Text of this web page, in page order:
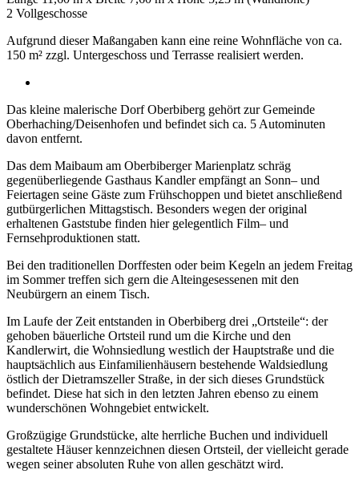
2 Vollgeschosse
Aufgrund dieser Maßangaben kann eine reine Wohnfläche von ca.
150 m² zzgl. Untergeschoss und Terrasse realisiert werden.
Das kleine malerische Dorf Oberbiberg gehört zur Gemeinde
Oberhaching/Deisenhofen und befindet sich ca. 5 Autominuten
davon entfernt.
Das dem Maibaum am Oberbiberger Marienplatz schräg
gegenüberliegende Gasthaus Kandler empfängt an Sonn– und
Feiertagen seine Gäste zum Frühschoppen und bietet anschließend
gutbürgerlichen Mittagstisch. Besonders wegen der original
erhaltenen Gaststube finden hier gelegentlich Film– und
Fernsehproduktionen statt.
Bei den traditionellen Dorffesten oder beim Kegeln an jedem Freitag
im Sommer treffen sich gern die Alteingesessenen mit den
Neubürgern an einem Tisch.
Im Laufe der Zeit entstanden in Oberbiberg drei „Ortsteile“: der
gehoben bäuerliche Ortsteil rund um die Kirche und den
Kandlerwirt, die Wohnsiedlung westlich der Hauptstraße und die
hauptsächlich aus Einfamilienhäusern bestehende Waldsiedlung
östlich der Dietramszeller Straße, in der sich dieses Grundstück
befindet. Diese hat sich in den letzten Jahren ebenso zu einem
wunderschönen Wohngebiet entwickelt.
Großzügige Grundstücke, alte herrliche Buchen und individuell
gestaltete Häuser kennzeichnen diesen Ortsteil, der vielleicht gerade
wegen seiner absoluten Ruhe von allen geschätzt wird.